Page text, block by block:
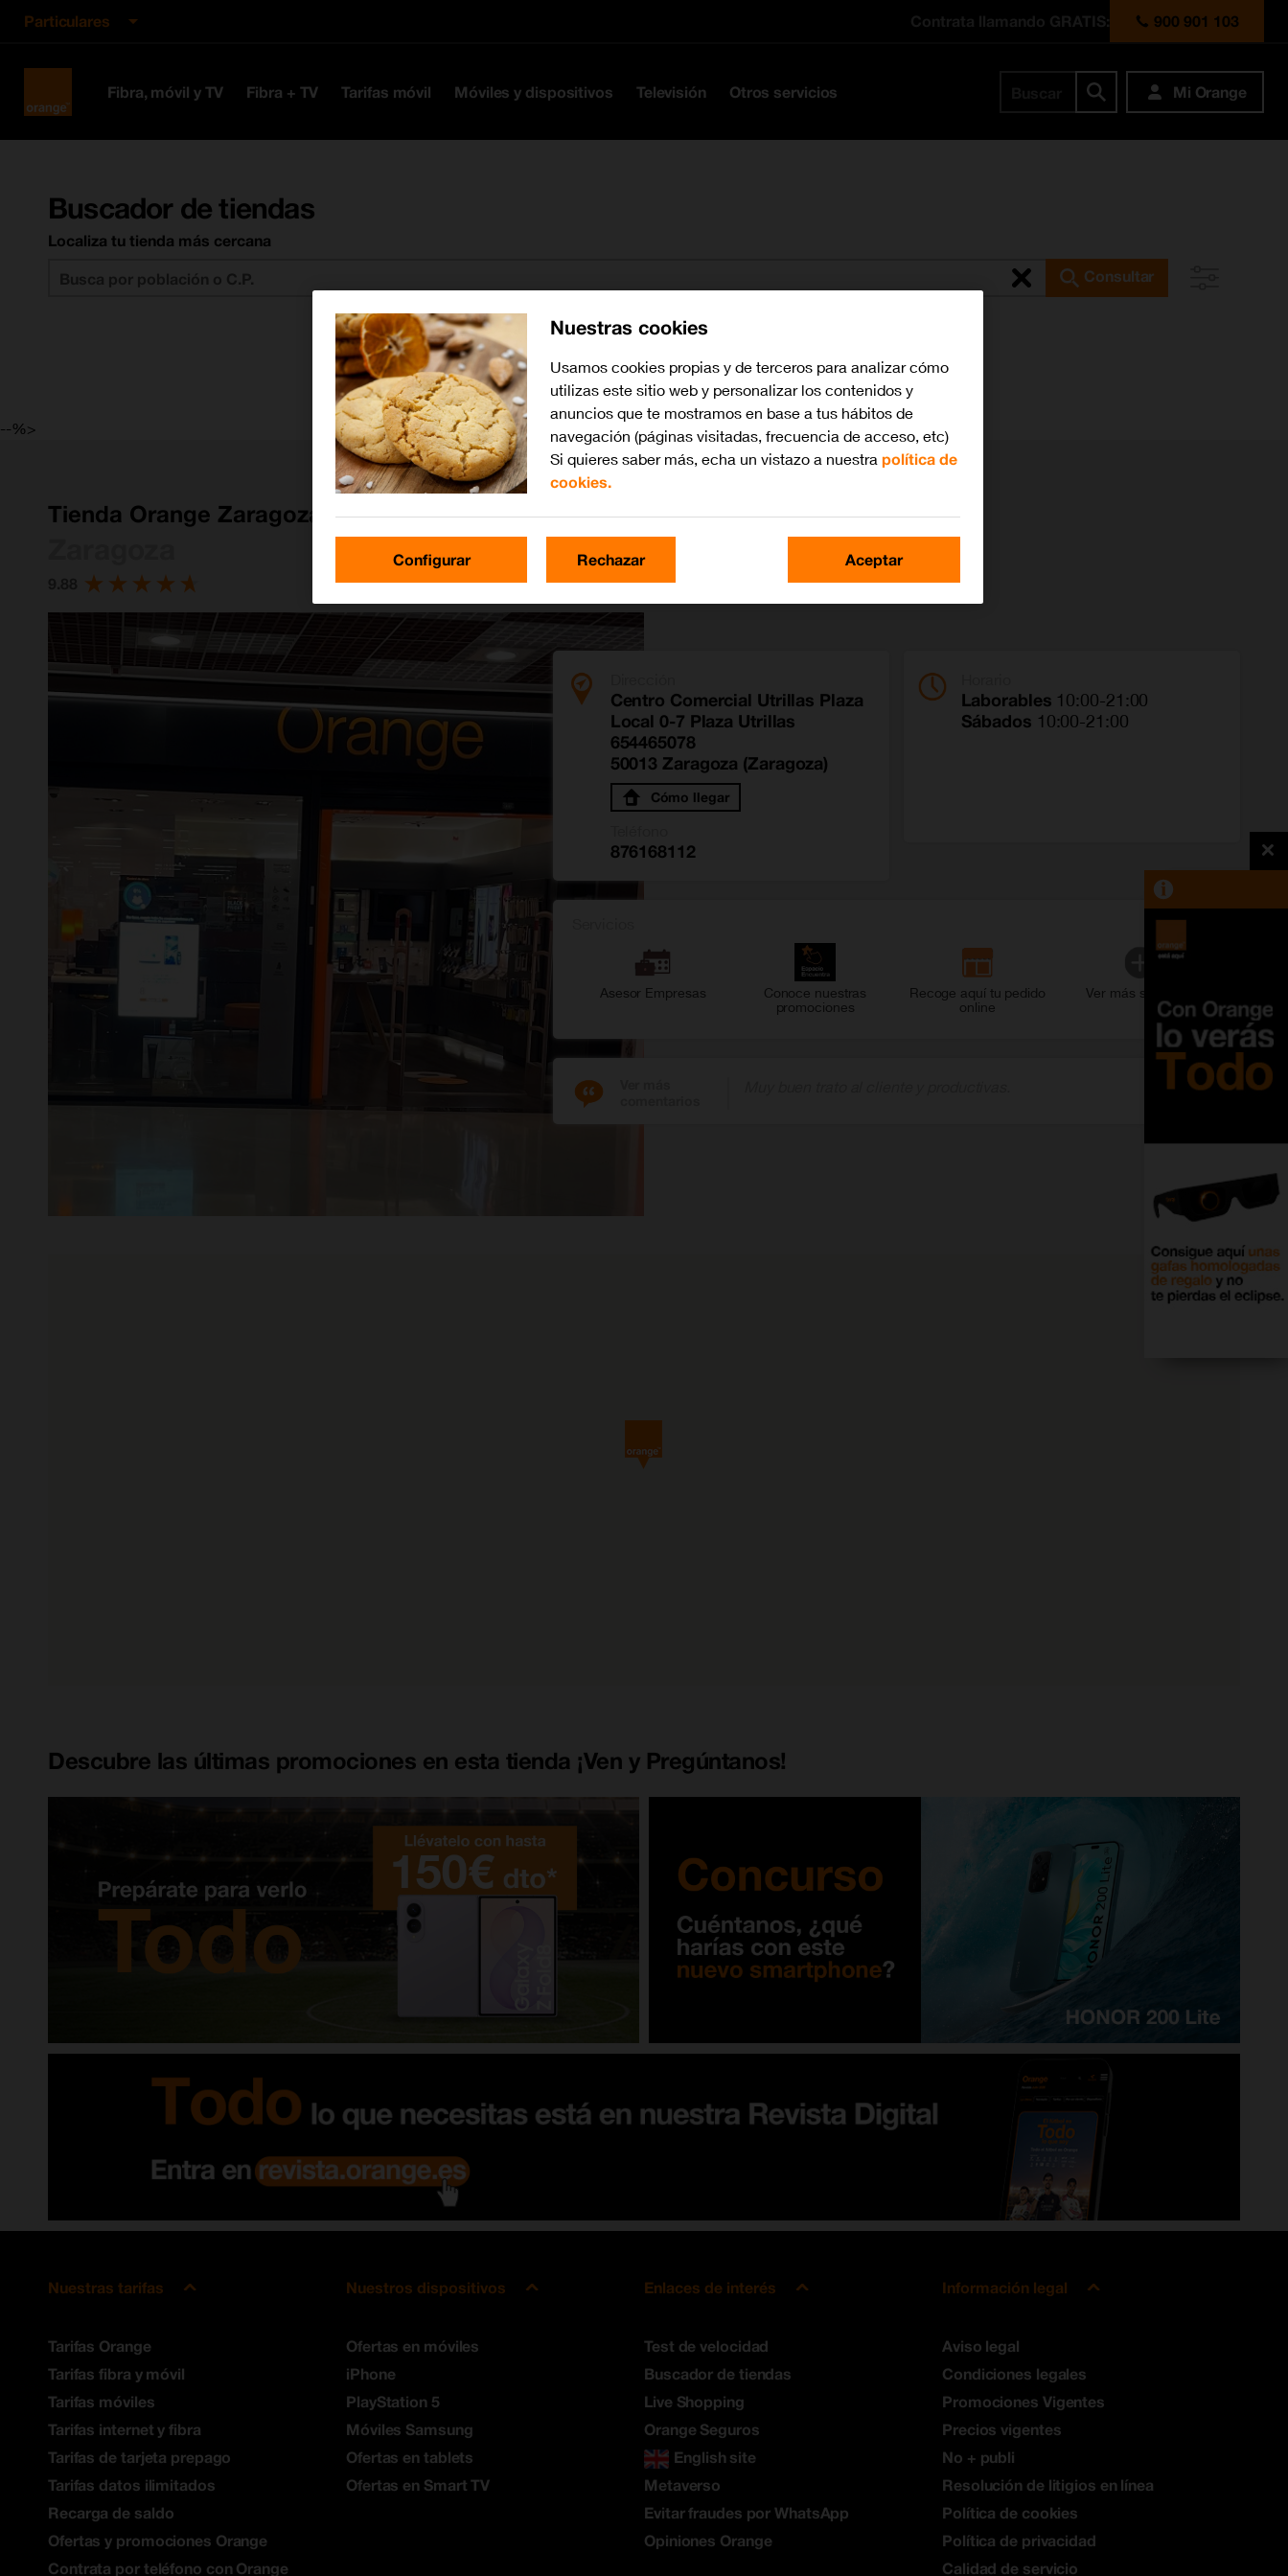
Particulares 900 901 103
EspañaFibra, móvil y TV Fibra + TV Tarifas móvil Móviles y dispositivos Televisión Otros servicios Buscar Mi Orange
Buscador de tiendas
Localiza tu tienda más cercana
Consultar
Buscar tiendas cerca de mí
--%>
Tienda Orange Zaragoza CC Utrillas
Centro Comercial Utrillas Plaza
Local 0-7 Plaza Utrillas
654465078
50013 Zaragoza (Zaragoza)
Cómo llegar
876168112
Laborables 10:00-21:00
Sábados 10:00-21:00
Asesor Empresas
Conoce nuestras
promociones
Recoge aquí tu pedido
online
Ver más servicios
Descubre las últimas promociones en esta tienda ¡Ven y Pregúntanos!
Nuestras tarifas
Tarifas Orange
Tarifas fibra y móvil
Tarifas móviles
Tarifas internet y fibra
Tarifas de tarjeta prepago
Tarifas datos ilimitados
Recarga de saldo
Ofertas y promociones Orange
Contrata por teléfono con Orange
Nuestros dispositivos
Ofertas en móviles
iPhone
PlayStation 5
Móviles Samsung
Ofertas en tablets
Ofertas en Smart TV
Enlaces de interés
Test de velocidad
Buscador de tiendas
Live Shopping
Orange Seguros
English site
Metaverso
Evitar fraudes por WhatsApp
Opiniones Orange
Información legal
Aviso legal
Condiciones legales
Promociones Vigentes
Precios vigentes
No + publi
Resolución de litigios en línea
Política de cookies
Política de privacidad
Calidad de servicio
Nuestras cookies
Usamos cookies propias y de terceros para analizar cómo
utilizas este sitio web y personalizar los contenidos y
anuncios que te mostramos en base a tus hábitos de
navegación (páginas visitadas, frecuencia de acceso, etc)
Si quieres saber más, echa un vistazo a nuestrapolítica de
cookies.
Configurar Rechazar Aceptar